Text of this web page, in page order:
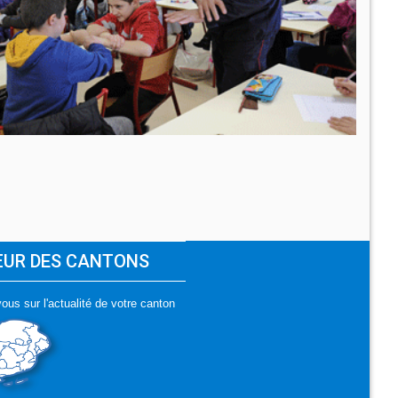
DES CANTONS
sur l'actualité de votre canton